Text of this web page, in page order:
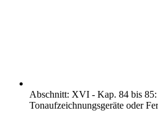
Abschnitt: XVI - Kap. 84 bis
Tonaufzeichnungsgeräte oder